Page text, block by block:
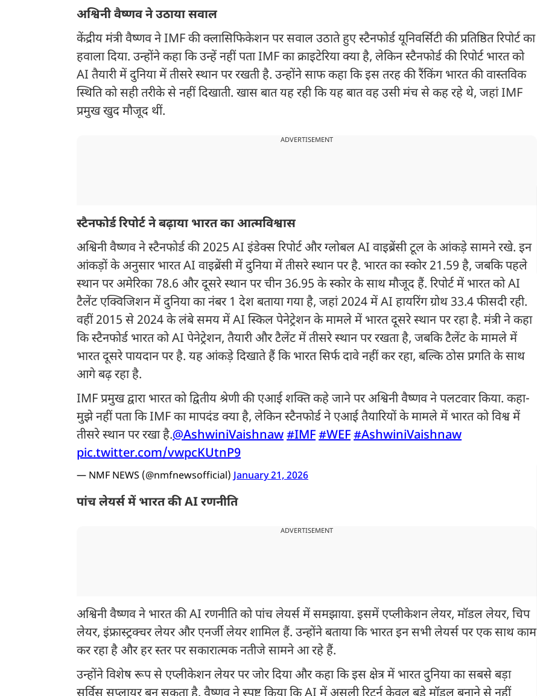
अश्विनी वैष्णव ने उठाया सवाल
केंद्रीय मंत्री वैष्णव ने IMF की क्लासिफिकेशन पर सवाल उठाते हुए स्टैनफोर्ड यूनिवर्सिटी की प्रतिष्ठित रिपोर्ट का
हवाला दिया. उन्होंने कहा कि उन्हें नहीं पता IMF का क्राइटेरिया क्या है, लेकिन स्टैनफोर्ड की रिपोर्ट भारत को
AI तैयारी में दुनिया में तीसरे स्थान पर रखती है. उन्होंने साफ कहा कि इस तरह की रैंकिंग भारत की वास्तविक
स्थिति को सही तरीके से नहीं दिखाती. खास बात यह रही कि यह बात वह उसी मंच से कह रहे थे, जहां IMF
प्रमुख खुद मौजूद थीं.
ADVERTISEMENT
स्टैनफोर्ड रिपोर्ट ने बढ़ाया भारत का आत्मविश्वास
अश्विनी वैष्णव ने स्टैनफोर्ड की 2025 AI इंडेक्स रिपोर्ट और ग्लोबल AI वाइब्रेंसी टूल के आंकड़े सामने रखे. इन
आंकड़ों के अनुसार भारत AI वाइब्रेंसी में दुनिया में तीसरे स्थान पर है. भारत का स्कोर 21.59 है, जबकि पहले
स्थान पर अमेरिका 78.6 और दूसरे स्थान पर चीन 36.95 के स्कोर के साथ मौजूद हैं. रिपोर्ट में भारत को AI
टैलेंट एक्विजिशन में दुनिया का नंबर 1 देश बताया गया है, जहां 2024 में AI हायरिंग ग्रोथ 33.4 फीसदी रही.
वहीं 2015 से 2024 के लंबे समय में AI स्किल पेनेट्रेशन के मामले में भारत दूसरे स्थान पर रहा है. मंत्री ने कहा
कि स्टैनफोर्ड भारत को AI पेनेट्रेशन, तैयारी और टैलेंट में तीसरे स्थान पर रखता है, जबकि टैलेंट के मामले में
भारत दूसरे पायदान पर है. यह आंकड़े दिखाते हैं कि भारत सिर्फ दावे नहीं कर रहा, बल्कि ठोस प्रगति के साथ
आगे बढ़ रहा है.
IMF प्रमुख द्वारा भारत को द्वितीय श्रेणी की एआई शक्ति कहे जाने पर अश्विनी वैष्णव ने पलटवार किया. कहा-
मुझे नहीं पता कि IMF का मापदंड क्या है, लेकिन स्टैनफोर्ड ने एआई तैयारियों के मामले में भारत को विश्व में
तीसरे स्थान पर रखा है.@AshwiniVaishnaw#IMF#WEF#AshwiniVaishnaw
pic.twitter.com/vwpcKUtnP9
— NMF NEWS (@nmfnewsofficial)January 21, 2026
पांच लेयर्स में भारत की AI रणनीति
ADVERTISEMENT
अश्विनी वैष्णव ने भारत की AI रणनीति को पांच लेयर्स में समझाया. इसमें एप्लीकेशन लेयर, मॉडल लेयर, चिप
लेयर, इंफ्रास्ट्रक्चर लेयर और एनर्जी लेयर शामिल हैं. उन्होंने बताया कि भारत इन सभी लेयर्स पर एक साथ काम
कर रहा है और हर स्तर पर सकारात्मक नतीजे सामने आ रहे हैं.
उन्होंने विशेष रूप से एप्लीकेशन लेयर पर जोर दिया और कहा कि इस क्षेत्र में भारत दुनिया का सबसे बड़ा